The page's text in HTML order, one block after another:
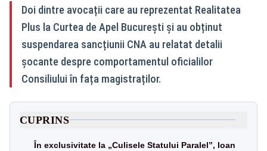
Doi dintre avocații care au reprezentat Realitatea
Plus la Curtea de Apel București și au obținut
suspendarea sancțiunii CNA au relatat detalii
șocante despre comportamentul oficialilor
Consiliului în fața magistraților.
CUPRINS
În exclusivitate la „Culisele Statului Paralel”, Ioan